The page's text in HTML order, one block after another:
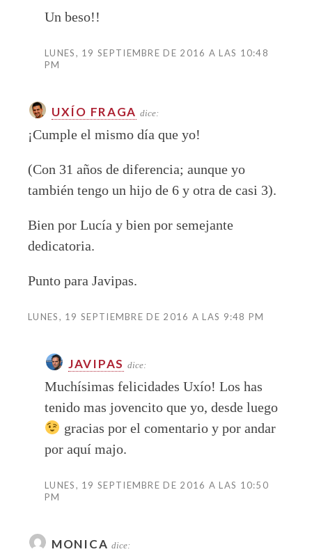
Un beso!!
LUNES, 19 SEPTIEMBRE DE 2016 A LAS 10:48
PM
UXÍO FRAGA dice:
¡Cumple el mismo día que yo!
(Con 31 años de diferencia; aunque yo
también tengo un hijo de 6 y otra de casi 3).
Bien por Lucía y bien por semejante
dedicatoria.
Punto para Javipas.
LUNES, 19 SEPTIEMBRE DE 2016 A LAS 9:48 PM
JAVIPAS dice:
Muchísimas felicidades Uxío! Los has
tenido mas jovencito que yo, desde luego
gracias por el comentario y por andar
por aquí majo.
LUNES, 19 SEPTIEMBRE DE 2016 A LAS 10:50
PM
MONICA dice: